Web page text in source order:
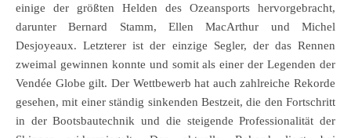
einige der größten Helden des Ozeansports hervorgebracht,
darunter Bernard Stamm, Ellen MacArthur und Michel
Desjoyeaux. Letzterer ist der einzige Segler, der das Rennen
zweimal gewinnen konnte und somit als einer der Legenden der
Vendée Globe gilt. Der Wettbewerb hat auch zahlreiche Rekorde
gesehen, mit einer ständig sinkenden Bestzeit, die den Fortschritt
in der Bootsbautechnik und die steigende Professionalität der